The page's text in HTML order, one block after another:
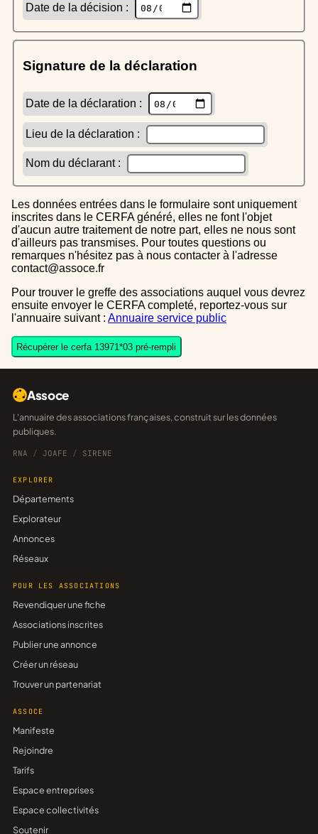
Date de la décision :
Signature de la déclaration
Date de la déclaration :
Lieu de la déclaration :
Nom du déclarant :
Les données entrées dans le formulaire sont uniquement
inscrites dans le CERFA généré, elles ne font l'objet
d'aucun autre traitement de notre part, elles ne nous sont
d'ailleurs pas transmises. Pour toutes questions ou
remarques n'hésitez pas à nous contacter à l'adresse
contact@assoce.fr
Pour trouver le greffe des associations auquel vous devrez
ensuite envoyer le CERFA completé, reportez-vous sur
l'annuaire suivant : Annuaire service public
Récupérer le cerfa 13971*03 pré-rempli
Assoce
L'annuaire des associations françaises, construit sur les données
publiques.
RNA / JOAFE / SIRENE
EXPLORER
Départements
Explorateur
Annonces
Réseaux
POUR LES ASSOCIATIONS
Revendiquer une fiche
Associations inscrites
Publier une annonce
Créer un réseau
Trouver un partenariat
ASSOCE
Manifeste
Rejoindre
Tarifs
Espace entreprises
Espace collectivités
Soutenir